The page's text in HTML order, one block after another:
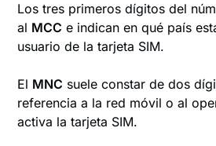
Los tres primeros dígitos del
al MCC e indican en qué país
usuario de la tarjeta SIM.
El MNC suele constar de dos
referencia a la red móvil o al
activa la tarjeta SIM.